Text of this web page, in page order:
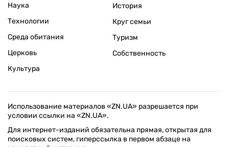
Наука
Технологии
Среда обитания
Церковь
Культура
История
Круг семьи
Туризм
Собственность
Использование материалов «ZN.UA» разрешается при
условии ссылки на «ZN.UA».
Для интернет-изданий обязательна прямая, открытая для
поисковых систем, гиперссылка в первом абзаце на